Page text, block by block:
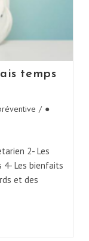
temps
/ ●
2- Les
4- Les bienfaits
et des